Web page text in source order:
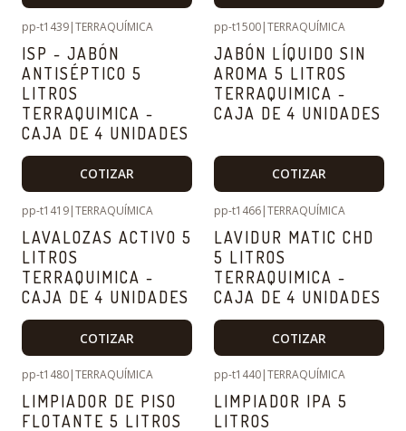
pp-t1439|TERRAQUÍMICA
ISP - JABÓN
ANTISÉPTICO 5
LITROS
TERRAQUIMICA -
CAJA DE 4 UNIDADES
COTIZAR
pp-t1500|TERRAQUÍMICA
JABÓN LÍQUIDO SIN
AROMA 5 LITROS
TERRAQUIMICA -
CAJA DE 4 UNIDADES
COTIZAR
pp-t1419|TERRAQUÍMICA
LAVALOZAS ACTIVO 5
LITROS
TERRAQUIMICA -
CAJA DE 4 UNIDADES
COTIZAR
pp-t1466|TERRAQUÍMICA
LAVIDUR MATIC CHD
5 LITROS
TERRAQUIMICA -
CAJA DE 4 UNIDADES
COTIZAR
pp-t1480|TERRAQUÍMICA
LIMPIADOR DE PISO
FLOTANTE 5 LITROS
pp-t1440|TERRAQUÍMICA
LIMPIADOR IPA 5
LITROS